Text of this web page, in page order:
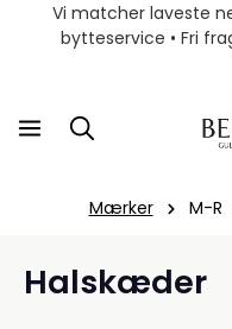
Vi matcher laveste
bytteservice • Fri
Mærker M-R
Halskæder